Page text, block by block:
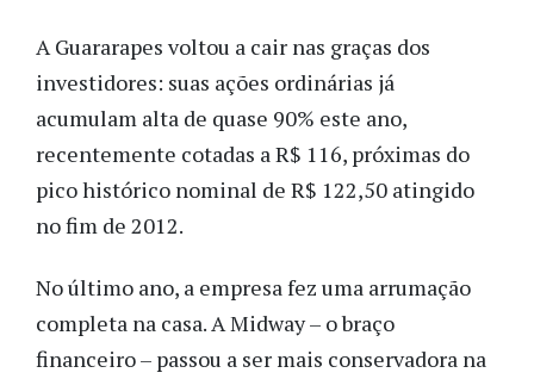
A Guararapes voltou a cair nas graças dos
investidores: suas ações ordinárias já
acumulam alta de quase 90% este ano,
recentemente cotadas a R$ 116, próximas do
pico histórico nominal de R$ 122,50 atingido
no fim de 2012.
No último ano, a empresa fez uma arrumação
completa na casa. A Midway – o braço
financeiro – passou a ser mais conservadora na